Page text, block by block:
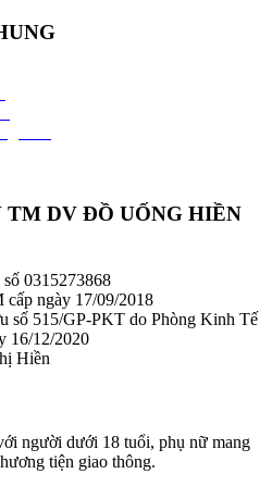
DV ĐỒ UỐNG HIỀN
0315273868
ngày 17/09/2018
số 515/GP-PKT do Phòng Kinh Tế
16/12/2020
Hiền
người dưới 18 tuổi, phụ nữ mang
tiện giao thông.